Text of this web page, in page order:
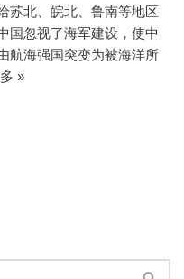
苏北、皖北、鲁南等地区
国忽视了海军建设，使中
航海强国突变为被海洋所
»